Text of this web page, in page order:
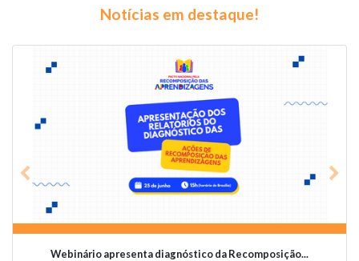
Notícias em destaque!
Webinário apresenta diagnóstico da Recomposição...
Previous